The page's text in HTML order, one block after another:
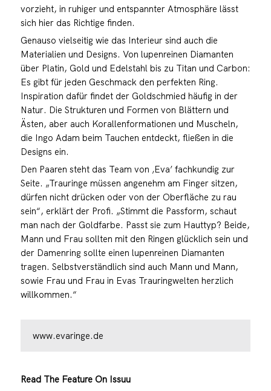
vorzieht, in ruhiger und entspannter Atmosphäre lässt
sich hier das Richtige finden.
Genauso vielseitig wie das Interieur sind auch die
Materialien und Designs. Von lupenreinen Diamanten
über Platin, Gold und Edelstahl bis zu Titan und Carbon:
Es gibt für jeden Geschmack den perfekten Ring.
Inspiration dafür findet der Goldschmied häufig in der
Natur. Die Strukturen und Formen von Blättern und
Ästen, aber auch Korallenformationen und Muscheln,
die Ingo Adam beim Tauchen entdeckt, fließen in die
Designs ein.
Den Paaren steht das Team von ‚Eva’ fachkundig zur
Seite. „Trauringe müssen angenehm am Finger sitzen,
dürfen nicht drücken oder von der Oberfläche zu rau
sein“, erklärt der Profi. „Stimmt die Passform, schaut
man nach der Goldfarbe. Passt sie zum Hauttyp? Beide,
Mann und Frau sollten mit den Ringen glücklich sein und
der Damenring sollte einen lupenreinen Diamanten
tragen. Selbstverständlich sind auch Mann und Mann,
sowie Frau und Frau in Evas Trauringwelten herzlich
willkommen.“
www.evaringe.de
Read The Feature On Issuu